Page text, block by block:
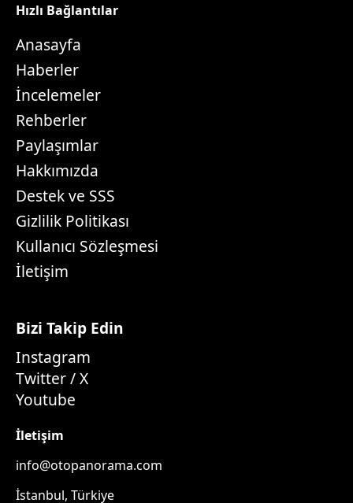
Hızlı Bağlantılar
Anasayfa
Haberler
İncelemeler
Rehberler
Paylaşımlar
Hakkımızda
Destek ve SSS
Gizlilik Politikası
Kullanıcı Sözleşmesi
İletişim
Bizi Takip Edin
Instagram
Twitter / X
Youtube
İletişim
info@otopanorama.com
İstanbul, Türkiye